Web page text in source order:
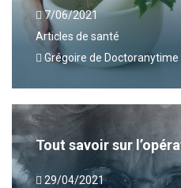
7/06/2021
Articles de santé
Grégoire de Doctoranytime
Tout savoir sur
29/04/2021